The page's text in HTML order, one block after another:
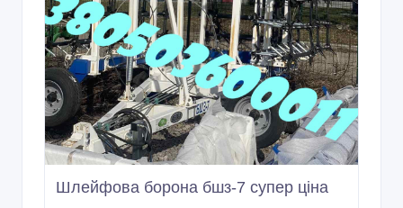
Шлейфова борона бшз-7 супер ціна